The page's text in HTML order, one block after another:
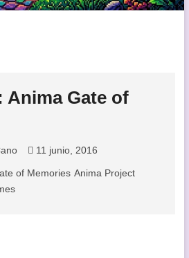
Anima Gate of
11 junio, 2016
of Memories Anima Project